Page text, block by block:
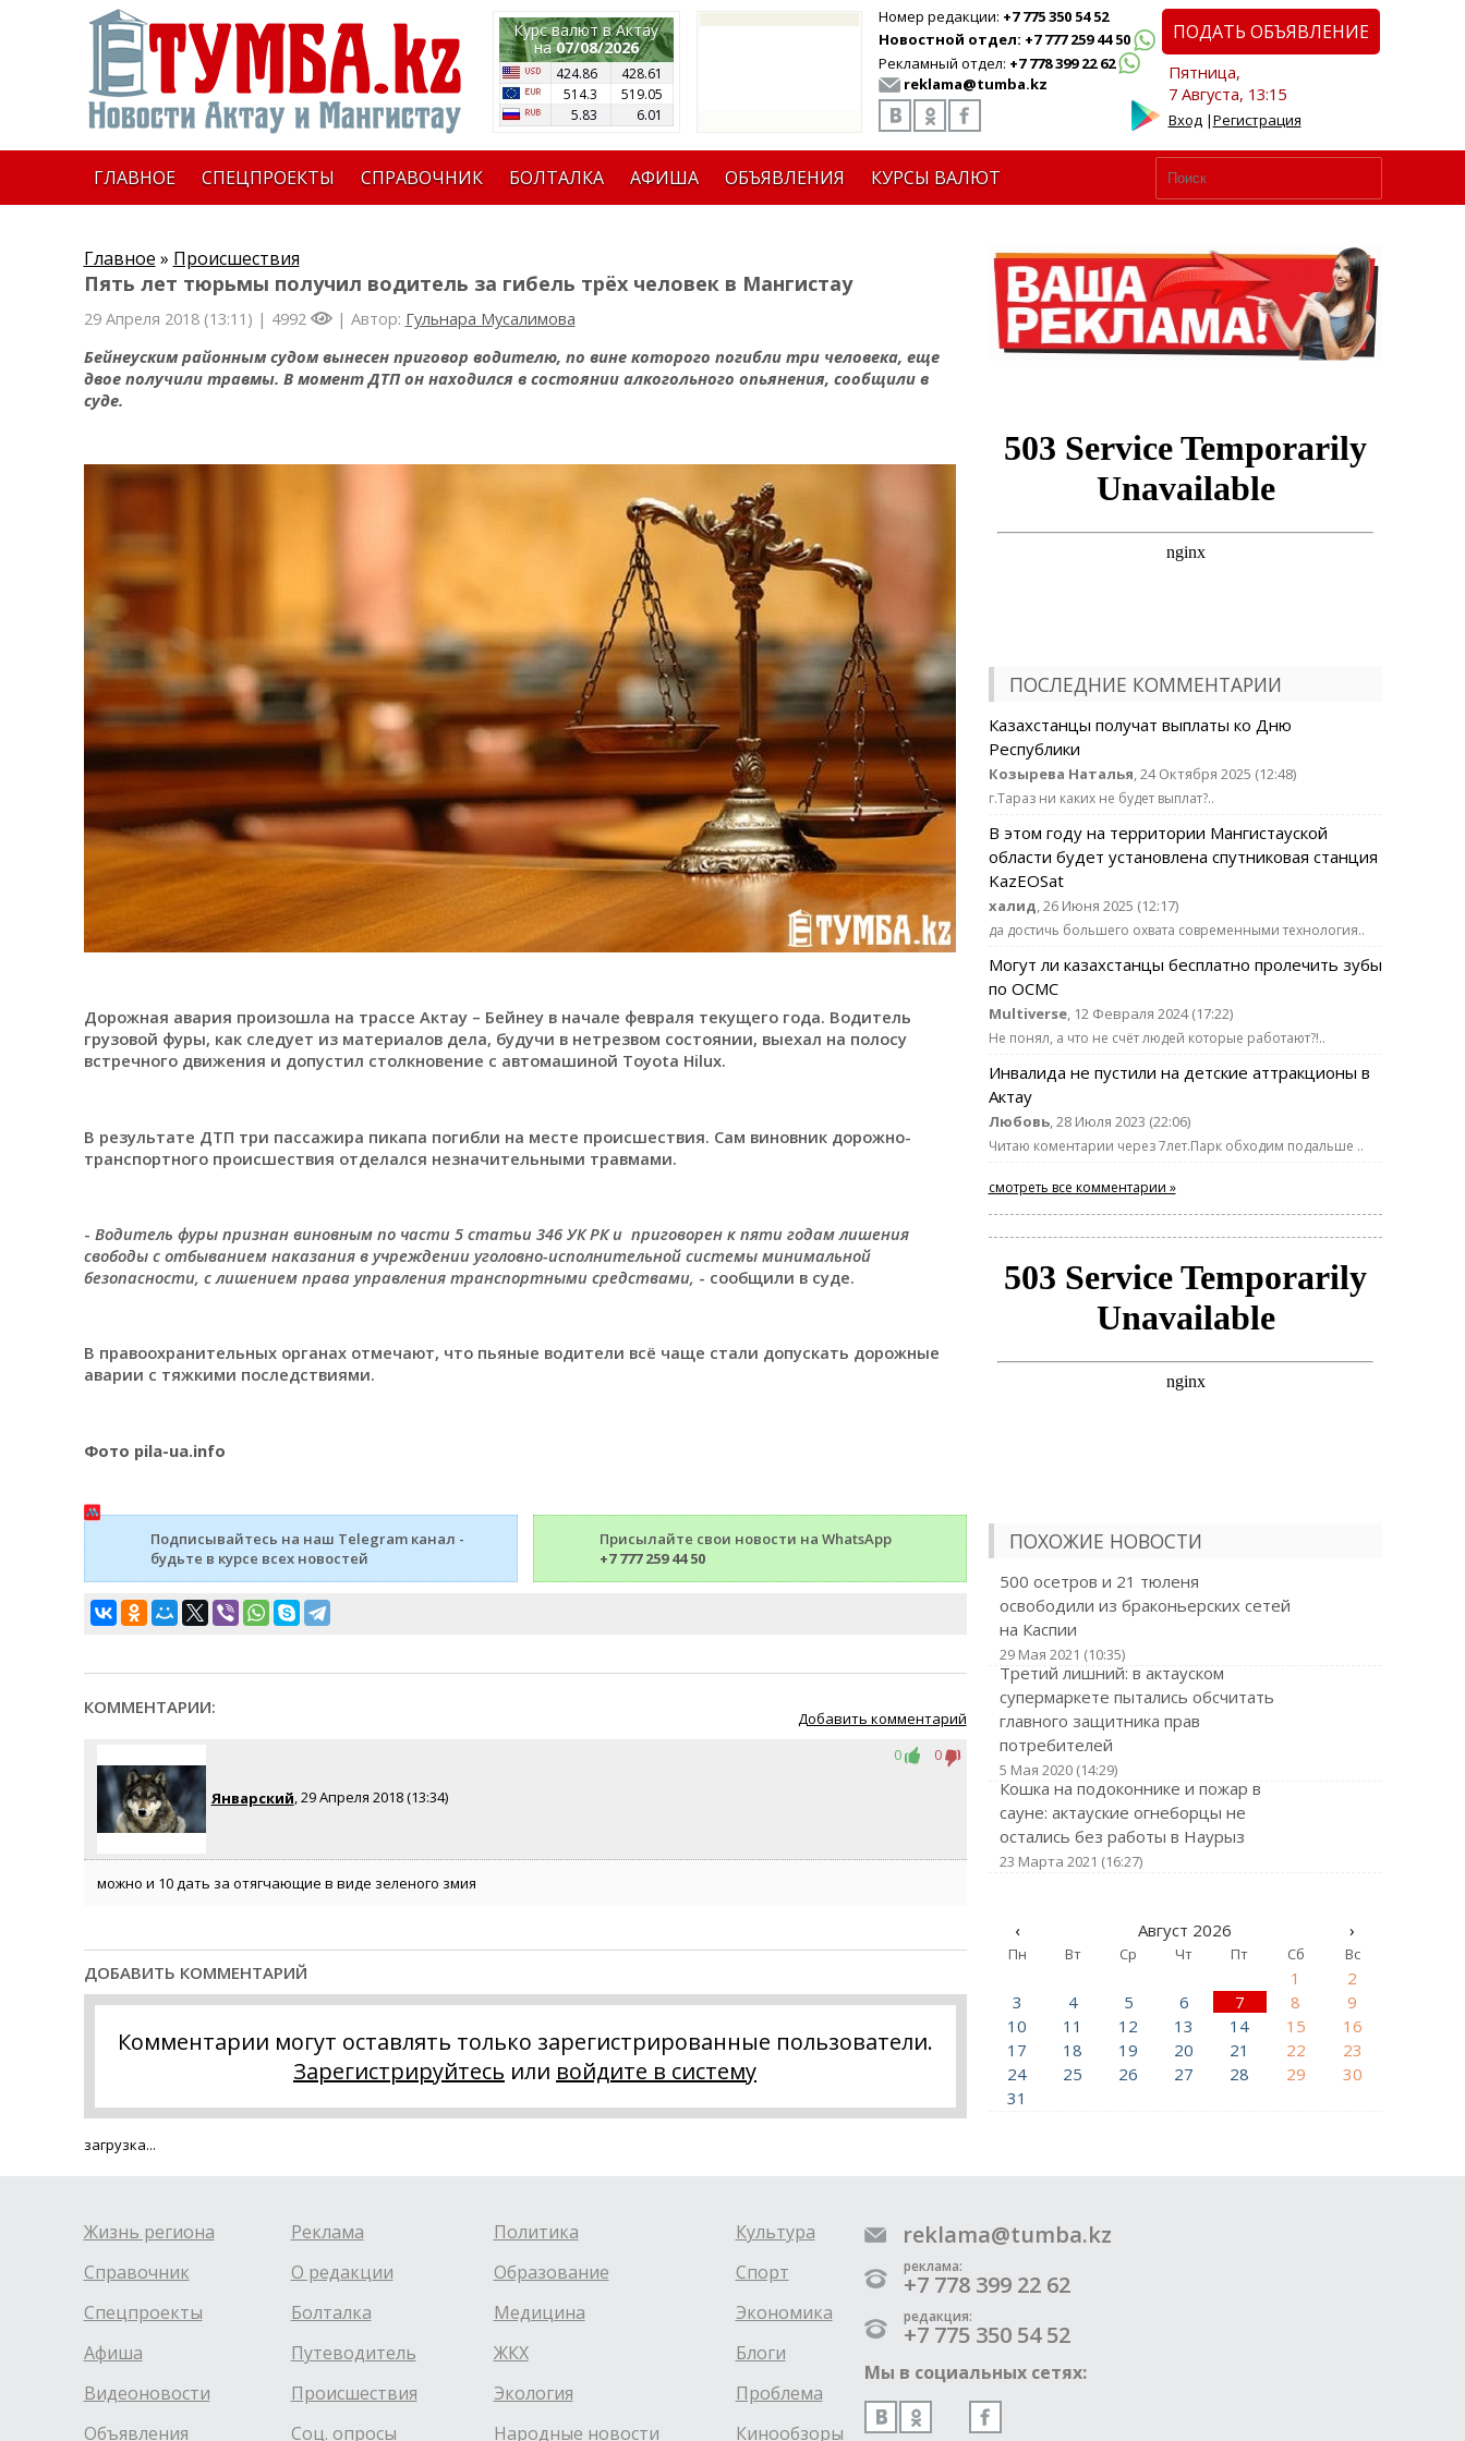
Курс валют в Актау
на07/08/2026
424.86
428.61
514.3
519.05
5.83
6.01
Номер редакции: +7 775 350 54 52
Новостной отдел: +7 777 259 44 50
Рекламный отдел: +7 778 399 22 62
reklama@tumba.kz
ПОДАТЬ ОБЪЯВЛЕНИЕ
Пятница,
7 Августа, 13:15
Вход|Регистрация
ГЛАВНОЕ СПЕЦПРОЕКТЫ СПРАВОЧНИК БОЛТАЛКА АФИША ОБЪЯВЛЕНИЯ КУРСЫ ВАЛЮТ
Главное » Происшествия
Пять лет тюрьмы получил водитель за гибель трёх человек в Мангистау
29 Апреля 2018 (13:11) | 4992 | Автор: Гульнара Мусалимова
Бейнеуским районным судом вынесен приговор водителю, по вине которого погибли три человека, еще
двое получили травмы. В момент ДТП он находился в состоянии алкогольного опьянения, сообщили в
суде.
Дорожная авария произошла на трассе Актау – Бейнеу в начале февраля текущего года. Водитель
грузовой фуры, как следует из материалов дела, будучи в нетрезвом состоянии, выехал на полосу
встречного движения и допустил столкновение с автомашиной Toyota Hilux.
В результате ДТП три пассажира пикапа погибли на месте происшествия. Сам виновник дорожно-
транспортного происшествия отделался незначительными травмами.
- Водитель фуры признан виновным по части 5 статьи 346 УК РК и приговорен к пяти годам лишения
свободы с отбыванием наказания в учреждении уголовно-исполнительной системы минимальной
безопасности, с лишением права управления транспортными средствами, - сообщили в суде.
В правоохранительных органах отмечают, что пьяные водители всё чаще стали допускать дорожные
аварии с тяжкими последствиями.
Фото pila-ua.info
Подписывайтесь на наш Telegram канал -
будьте в курсе всех новостей
Присылайте свои новости на WhatsApp
+7 777 259 44 50
КОММЕНТАРИИ:
Добавить комментарий
Январский, 29 Апреля 2018 (13:34)
0 0
можно и 10 дать за отягчающие в виде зеленого змия
ДОБАВИТЬ КОММЕНТАРИЙ
Комментарии могут оставлять только зарегистрированные пользователи.
Зарегистрируйтесь или войдите в систему
загрузка...
ПОСЛЕДНИЕ КОММЕНТАРИИ
Казахстанцы получат выплаты ко Дню
Республики
Козырева Наталья, 24 Октября 2025 (12:48)
г.Тараз ни каких не будет выплат?..
В этом году на территории Мангистауской
области будет установлена спутниковая станция
KazEOSat
халид, 26 Июня 2025 (12:17)
да достичь большего охвата современными технология..
Могут ли казахстанцы бесплатно пролечить зубы
по ОСМС
Multiverse, 12 Февраля 2024 (17:22)
Не понял, а что не счёт людей которые работают?!..
Инвалида не пустили на детские аттракционы в
Актау
Любовь, 28 Июля 2023 (22:06)
Читаю коментарии через 7лет.Парк обходим подальше ..
смотреть все комментарии »
ПОХОЖИЕ НОВОСТИ
500 осетров и 21 тюленя
освободили из браконьерских сетей
на Каспии
29 Мая 2021 (10:35)
Третий лишний: в актауском
супермаркете пытались обсчитать
главного защитника прав
потребителей
5 Мая 2020 (14:29)
Кошка на подоконнике и пожар в
сауне: актауские огнеборцы не
остались без работы в Наурыз
23 Марта 2021 (16:27)
‹ Август 2026 ›
Пн Вт Ср Чт Пт Сб Вс
1
2
3
4 5 6 7 8
9
10
11 12 13 14 15
16
17
18 19 20 21 22
23
24
25 26 27 28 29
30
31
Жизнь региона
Справочник
Спецпроекты
Афиша
Видеоновости
Объявления
Реклама
О редакции
Болталка
Путеводитель
Происшествия
Соц. опросы
Политика
Образование
Медицина
ЖКХ
Экология
Народные новости
Культура
Спорт
Экономика
Блоги
Проблема
Кинообзоры
reklama@tumba.kz
реклама:
+7 778 399 22 62
редакция:
+7 775 350 54 52
Мы в социальных сетях: